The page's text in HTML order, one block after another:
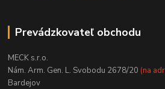
Prevádzkovateľ obchodu
MECK s.r.o.
Nám. Arm. Gen. L. Svobodu 2678/20 (na
Bardejov